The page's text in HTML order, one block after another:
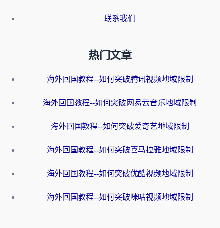
联系我们
热门文章
海外回国教程--如何突破腾讯视频地域限制
海外回国教程--如何突破网易云音乐地域限制
海外回国教程--如何突破爱奇艺地域限制
海外回国教程--如何突破喜马拉雅地域限制
海外回国教程--如何突破优酷视频地域限制
海外回国教程--如何突破咪咕视频地域限制